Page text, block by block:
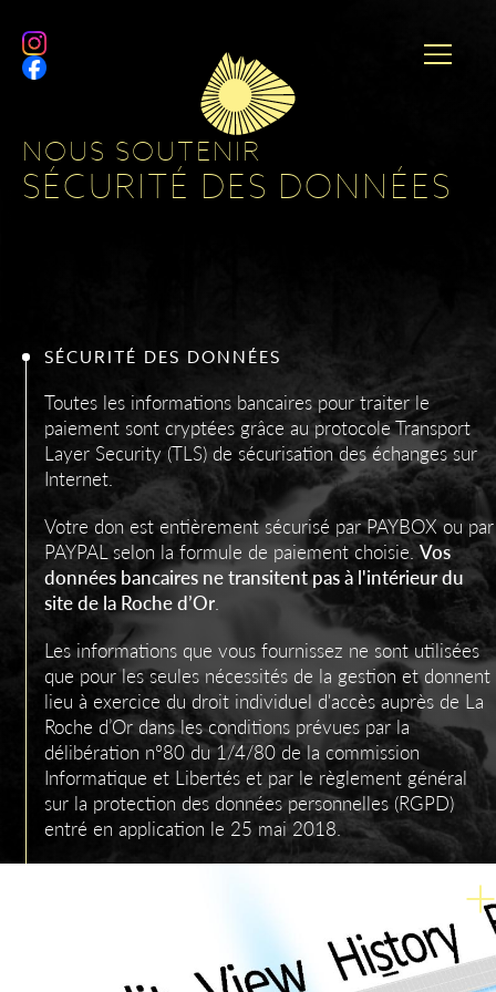
NOUS SOUTENIR
SÉCURITÉ DES DONNÉES
SÉCURITÉ DES DONNÉES
Toutes les informations bancaires pour traiter le
paiement sont cryptées grâce au protocole Transport
Layer Security (TLS) de sécurisation des échanges sur
Internet.
Votre don est entièrement sécurisé par PAYBOX ou par
PAYPAL selon la formule de paiement choisie. Vos
données bancaires ne transitent pas à l'intérieur du
site de la Roche d’Or.
Les informations que vous fournissez ne sont utilisées
que pour les seules nécessités de la gestion et donnent
lieu à exercice du droit individuel d'accès auprès de La
Roche d’Or dans les conditions prévues par la
délibération n°80 du 1/4/80 de la commission
Informatique et Libertés et par le règlement général
sur la protection des données personnelles (RGPD)
entré en application le 25 mai 2018.